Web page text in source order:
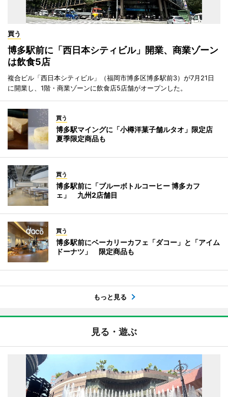
買う
博多駅前に「西日本シティビル」開業、商業ゾーン
は飲食5店
複合ビル「西日本シティビル」（福岡市博多区博多駅前3）が7月21日
に開業し、1階・商業ゾーンに飲食店5店舗がオープンした。
買う
博多駅マイングに「小樽洋菓子舗ルタオ」限定店
夏季限定商品も
買う
博多駅前に「ブルーボトルコーヒー 博多カフ
ェ」 九州2店舗目
買う
博多駅前にベーカリーカフェ「ダコー」と「アイム
ドーナツ」 限定商品も
もっと見る
見る・遊ぶ